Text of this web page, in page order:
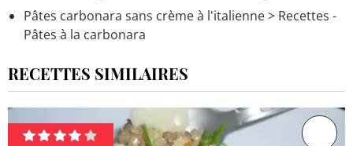
Pâtes carbonara sans crème à l'italienne> Recettes -
Pâtes à la carbonara
RECETTES SIMILAIRES